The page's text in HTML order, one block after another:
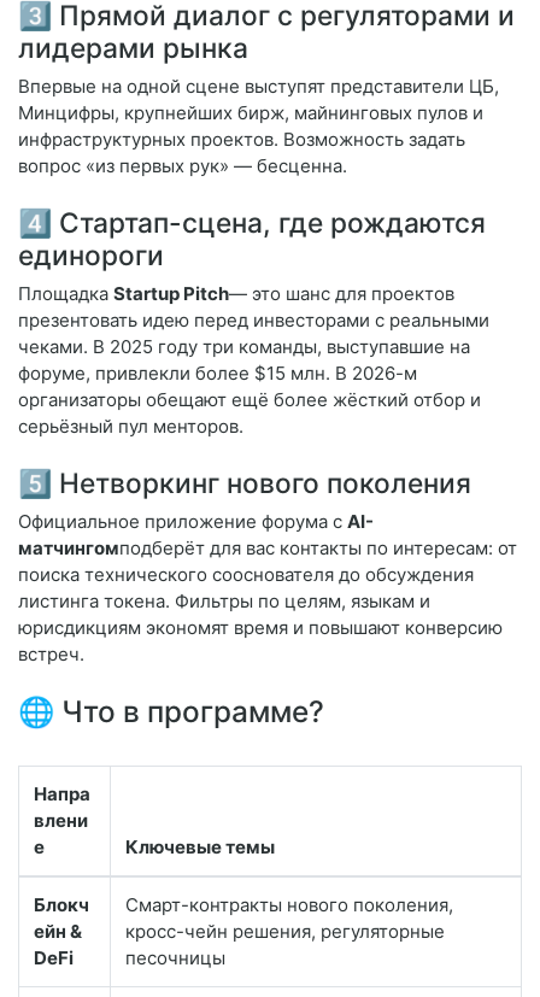
3️⃣ Прямой диалог с регуляторами и
лидерами рынка
Впервые на одной сцене выступят представители ЦБ,
Минцифры, крупнейших бирж, майнинговых пулов и
инфраструктурных проектов. Возможность задать
вопрос «из первых рук» — бесценна.
4️⃣ Стартап-сцена, где рождаются
единороги
Площадка Startup Pitch— это шанс для проектов
презентовать идею перед инвесторами с реальными
чеками. В 2025 году три команды, выступавшие на
форуме, привлекли более $15 млн. В 2026-м
организаторы обещают ещё более жёсткий отбор и
серьёзный пул менторов.
5️⃣ Нетворкинг нового поколения
Официальное приложение форума с AI-
матчингомподберёт для вас контакты по интересам: от
поиска технического сооснователя до обсуждения
листинга токена. Фильтры по целям, языкам и
юрисдикциям экономят время и повышают конверсию
встреч.
🌐 Что в программе?
Напра
влени
е
Ключевые темы
Блокч
ейн &
DeFi
Смарт-контракты нового поколения,
кросс-чейн решения, регуляторные
песочницы